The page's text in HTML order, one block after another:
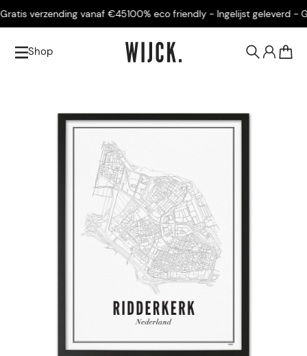
verzending vanaf €45100% eco friendly - Ingelijst geleverd -
Shop